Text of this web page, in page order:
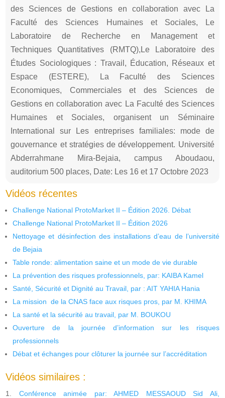
des Sciences de Gestions en collaboration avec La
Faculté des Sciences Humaines et Sociales, Le
Laboratoire de Recherche en Management et
Techniques Quantitatives (RMTQ),Le Laboratoire des
Études Sociologiques : Travail, Éducation, Réseaux et
Espace (ESTERE), La Faculté des Sciences
Economiques, Commerciales et des Sciences de
Gestions en collaboration avec La Faculté des Sciences
Humaines et Sociales, organisent un Séminaire
International sur Les entreprises familiales: mode de
gouvernance et stratégies de développement. Université
Abderrahmane Mira-Bejaia, campus Aboudaou,
auditorium 500 places, Date: Les 16 et 17 Octobre 2023
Vidéos récentes
Challenge National ProtoMarket II – Édition 2026. Débat
Challenge National ProtoMarket II – Édition 2026
Nettoyage et désinfection des installations d’eau de l’université
de Bejaia
Table ronde: alimentation saine et un mode de vie durable
La prévention des risques professionnels, par: KAIBA Kamel
Santé, Sécurité et Dignité au Travail, par : AIT YAHIA Hania
La mission de la CNAS face aux risques pros, par M. KHIMA
La santé et la sécurité au travail, par M. BOUKOU
Ouverture de la journée d’information sur les risques
professionnels
Débat et échanges pour clôturer la journée sur l’accréditation
Vidéos similaires :
Conférence animée par: AHMED MESSAOUD Sid Ali,